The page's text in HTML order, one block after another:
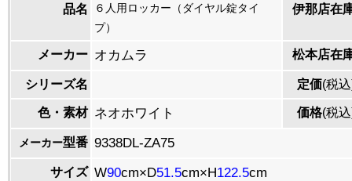
品名
６人用ロッカー（ダイヤル錠タイ
プ）
伊那店在
メーカー オカムラ 松本店在
シリーズ名 定価(税
色・素材 ネオホワイト 価格(税
メーカー型番 9338DL-ZA75
サイズ W90cm×D51.5cm×H122.5cm